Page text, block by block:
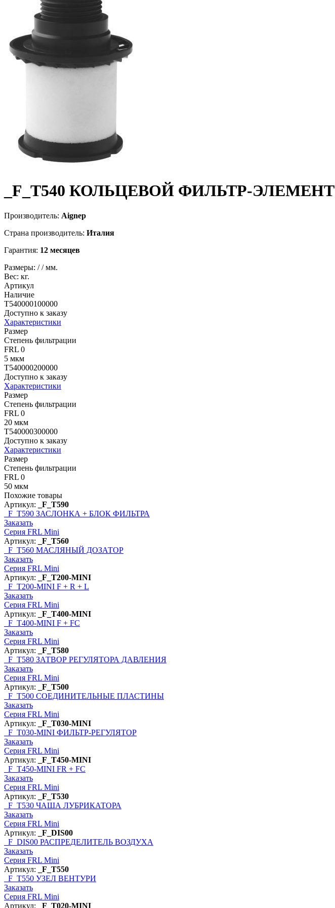
_F_T540 КОЛЬЦЕВОЙ ФИЛЬТР-ЭЛЕМЕНТ
Производитель: Aignep
Страна производитель: Италия
Гарантия: 12 месяцев
Размеры: //мм.
Вес: кг.
Артикул
Наличие
T540000100000
Доступно к заказу
Характеристики
Размер
Степень фильтрации
FRL 0
5 мкм
T540000200000
Доступно к заказу
Характеристики
Размер
Степень фильтрации
FRL 0
20 мкм
T540000300000
Доступно к заказу
Характеристики
Размер
Степень фильтрации
FRL 0
50 мкм
Похожие товары
Артикул:
_F_T590
_F_T590 ЗАСЛОНКА + БЛОК ФИЛЬТРА
Заказать
Серия FRL Mini
Артикул:
_F_T560
_F_T560 МАСЛЯНЫЙ ДОЗАТОР
Заказать
Серия FRL Mini
Артикул:
_F_T200-MINI
_F_T200-MINI F + R + L
Заказать
Серия FRL Mini
Артикул:
_F_T400-MINI
_F_T400-MINI F + FC
Заказать
Серия FRL Mini
Артикул:
_F_T580
_F_T580 ЗАТВОР РЕГУЛЯТОРА ДАВЛЕНИЯ
Заказать
Серия FRL Mini
Артикул:
_F_T500
_F_T500 СОЕДИНИТЕЛЬНЫЕ ПЛАСТИНЫ
Заказать
Серия FRL Mini
Артикул:
_F_T030-MINI
_F_T030-MINI ФИЛЬТР-РЕГУЛЯТОР
Заказать
Серия FRL Mini
Артикул:
_F_T450-MINI
_F_T450-MINI FR + FC
Заказать
Серия FRL Mini
Артикул:
_F_T530
_F_T530 ЧАША ЛУБРИКАТОРА
Заказать
Серия FRL Mini
Артикул:
_F_DIS00
_F_DIS00 РАСПРЕДЕЛИТЕЛЬ ВОЗДУХА
Заказать
Серия FRL Mini
Артикул:
_F_T550
_F_T550 УЗЕЛ ВЕНТУРИ
Заказать
Серия FRL Mini
Артикул:
_F_T020-MINI